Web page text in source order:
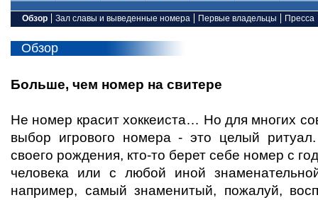
Обзор
Обзор
Больше, чем номер на свитере
Не номер красит хоккеиста… Но для многих
выбор игрового номера - это целый
своего рождения, кто-то берет себе номер с
человека или с любой иной
например, самый знаменитый, пожалуй,
Зал славы и выведенные номера Первые владельцы Пресса